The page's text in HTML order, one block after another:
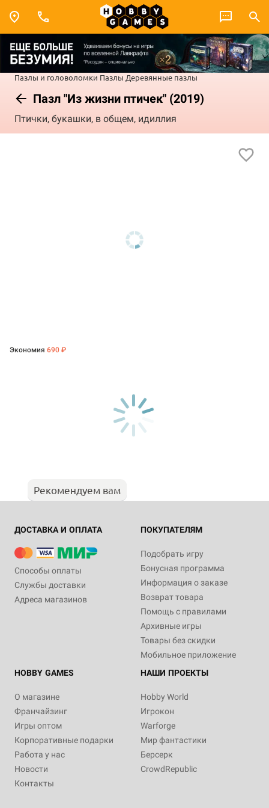
Пазлы и головоломки Пазлы Деревянные пазлы
Пазл "Из жизни птичек" (2019)
Птички, букашки, в общем, идиллия
Экономия 690 ₽
Рекомендуем вам
ДОСТАВКА И ОПЛАТА
Способы оплаты
Службы доставки
Адреса магазинов
ПОКУПАТЕЛЯМ
Подобрать игру
Бонусная программа
Информация о заказе
Возврат товара
Помощь с правилами
Архивные игры
Товары без скидки
Мобильное приложение
HOBBY GAMES
О магазине
Франчайзинг
Игры оптом
Корпоративные подарки
Работа у нас
Новости
Контакты
НАШИ ПРОЕКТЫ
Hobby World
Игрокон
Warforge
Мир фантастики
Берсерк
CrowdRepublic